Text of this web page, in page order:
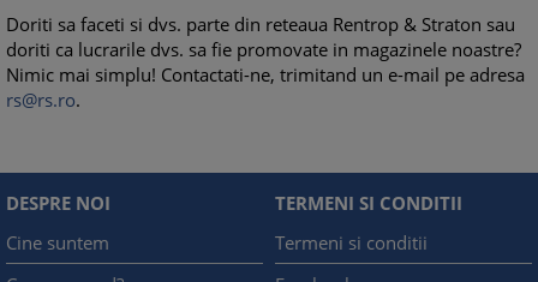
Doriti sa faceti si dvs. parte din reteaua Rentrop & Straton sau
doriti ca lucrarile dvs. sa fie promovate in magazinele noastre?
Nimic mai simplu! Contactati-ne, trimitand un e-mail pe adresa
rs@rs.ro.
DESPRE NOI
Cine suntem
TERMENI SI CONDITII
Termeni si conditii